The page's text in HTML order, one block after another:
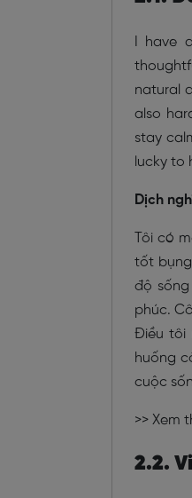
I have
natural
also
stay
lucky to
Dịch
Tôi có
tốt
độ
phúc.
Điều tôi
huống
cuộc
>> Xem
2.2.